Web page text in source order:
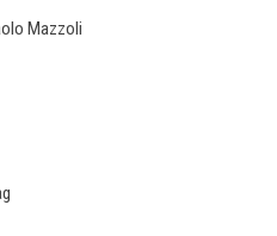
Mazzoli